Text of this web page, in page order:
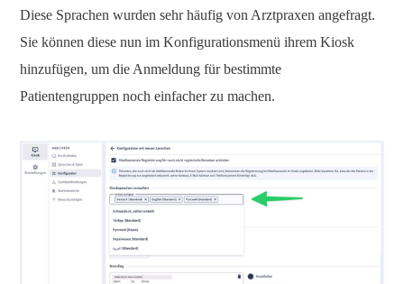
Diese Sprachen wurden sehr häufig von Arztpraxen angefragt.
Sie können diese nun im Konfigurationsmenü ihrem Kiosk
hinzufügen, um die Anmeldung für bestimmte
Patientengruppen noch einfacher zu machen.